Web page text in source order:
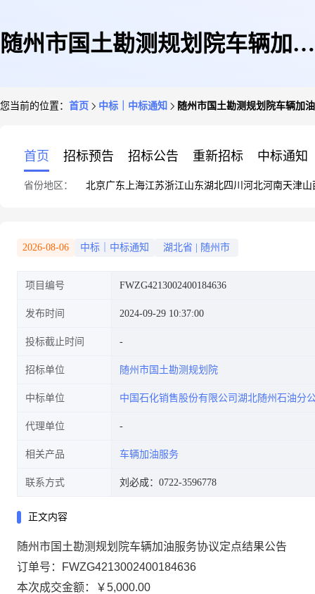
随州市国土勘测规划院车辆加油
您当前的位置： 首页 中标｜中标通知 随州市国土勘测规划院车辆加
首页 招标预告 招标公告 重新招标 中标通知
省份地区： 北京广东 上海江苏浙江山东湖北四川 河北河南天津山
2026-08-06 中标｜中标通知 湖北省 随州市
项目编号 FWZG4213002400184636
发布时间 2024-09-29 10:37:00
投标截止时间
招标单位 随州市国土勘测规划院
中标单位 中国石化销售股份有限公司湖北随州石油分
代理单位
相关产品 车辆加油服务
联系方式 刘必成：0722-3596778
正文内容
随州市国土勘测规划院车辆加油服务协议定点结果公告
订单号：
FWZG4213002400184636
本次成交金额：
￥5,000.00